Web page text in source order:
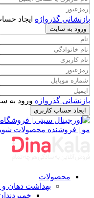
بازنشانی گذرواژه ایجاد
ورود به سایت
بازنشانی گذرواژه ورود به
ایجاد حساب کاربری
محصولات
بهداشت دهان و